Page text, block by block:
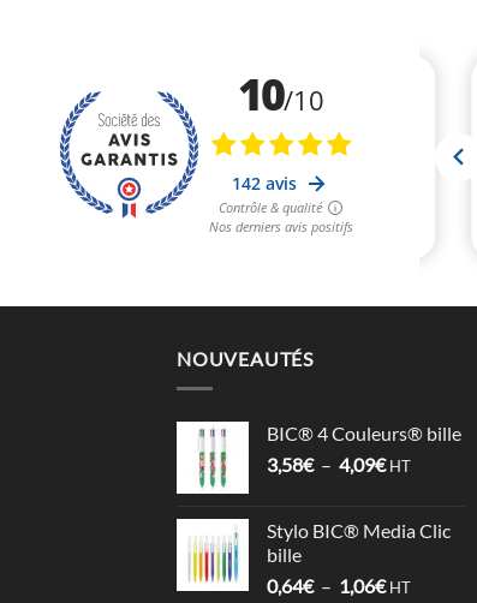
NOUVEAUTÉS
BIC® 4 Couleurs® bille
3,58€ – 4,09€Plage
3,58€
4,09€
HT
Stylo BIC® Media Clic
bille
0,64€ – 1,06€Plage
HT